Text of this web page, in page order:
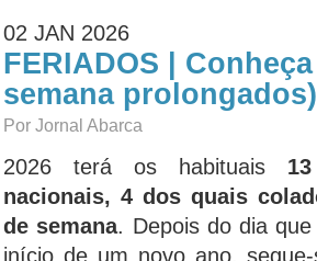
02 JAN 2026
FERIADOS |
semana
Por Jornal Abarca
2026 terá os habituais
nacionais, 4 dos quais
de semana. Depois do dia
início de um novo ano,